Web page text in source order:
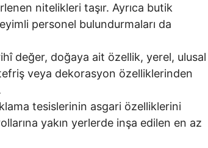
nitelikleri taşır. Ayrıca butik
personel bulundurmaları da
değer, doğaya ait özellik, yerel, ulusal
veya dekorasyon özelliklerinden
tesislerinin asgari özelliklerini
yakın yerlerde inşa edilen en az